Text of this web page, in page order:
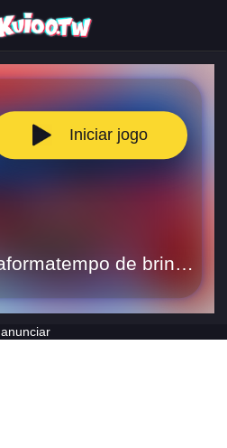
buggywuggyplataformatempo de brincadeira
Iniciar jogo
anunciar